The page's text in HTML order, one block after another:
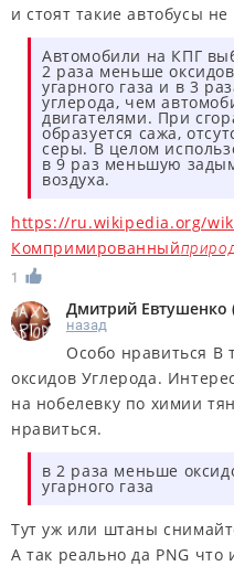
и стоят такие автобусы
Автомобили на КПГ
2 раза меньше
угарного газа и в 3
углерода, чем
двигателями. При
образуется сажа,
серы. В целом
в 9 раз меньшую
воздуха.
https://ru.wikipedia.org/
Компримированный
1
Дмитрий Евтушенко
назад
Особо нравиться В
оксидов Углерода.
на нобелевку по химии
нравиться.
в 2 раза меньше
угарного газа
Тут уж или штаны
А так реально да PNG что